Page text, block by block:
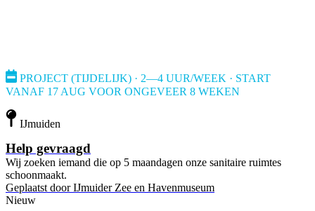
PROJECT (TIJDELIJK) · 2—4 UUR/WEEK · START
VANAF 17 AUG VOOR ONGEVEER 8 WEKEN
IJmuiden
Help gevraagd
Wij zoeken iemand die op 5 maandagen onze sanitaire ruimtes
schoonmaakt.
Geplaatst door IJmuider Zee en Havenmuseum
Nieuw